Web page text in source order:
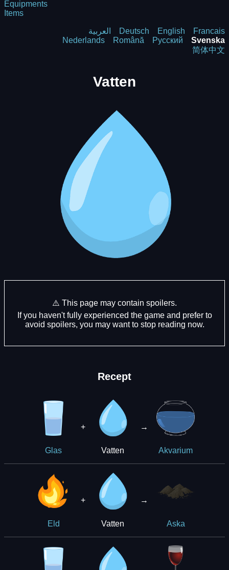
Equipments
Items
العربية Deutsch English
Francais
Nederlands
Română Русский
Svenska
简体中文
Vatten
⚠️ This page may contain spoilers.
If you haven't fully experienced the game and prefer to
avoid spoilers, you may want to stop reading now.
Recept
Glas
+
Vatten
→
Akvarium
Eld
+
Vatten
→
Aska